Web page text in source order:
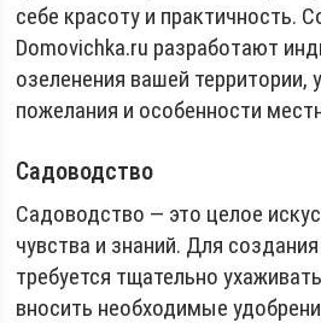
себе красоту и практичность.
Domovichka.ru разработают
озеленения вашей территории,
пожелания и особенности
Садоводство
Садоводство — это целое
чувства и знаний. Для
требуется тщательно
вносить необходимые